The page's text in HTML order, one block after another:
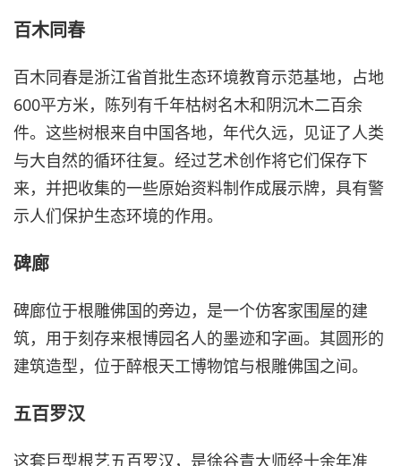
百木同春
百木同春是浙江省首批生态环境教育示范基地，占地
600平方米，陈列有千年枯树名木和阴沉木二百余
件。这些树根来自中国各地，年代久远，见证了人类
与大自然的循环往复。经过艺术创作将它们保存下
来，并把收集的一些原始资料制作成展示牌，具有警
示人们保护生态环境的作用。
碑廊
碑廊位于根雕佛国的旁边，是一个仿客家围屋的建
筑，用于刻存来根博园名人的墨迹和字画。其圆形的
建筑造型，位于醉根天工博物馆与根雕佛国之间。
五百罗汉
这套巨型根艺五百罗汉，是徐谷青大师经十余年准